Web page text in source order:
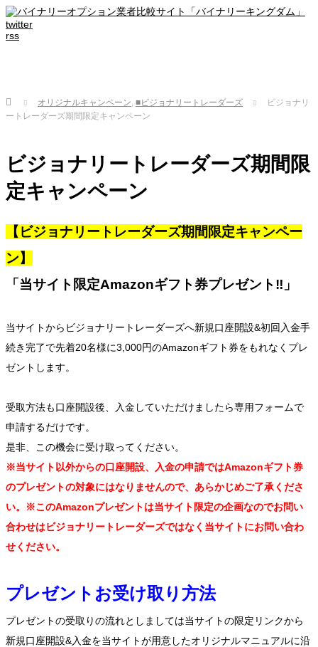
twitter
rss
Home オリジナルキャンペーン, ■ビジョナリートレーダーズ
ビジョナリ
ートレーダーズ期間限定キャンペーン
ビジョナリートレーダーズ期間限
定キャンペーン
【ビジョナリートレーダーズ期間限定キャンペー
ン】
「当サイト限定Amazonギフト券プレゼント‼」
当サイトからビジョナリートレーダーズへ新規口座開設&初回入金手
続き完了で先着20名様に3,000円のAmazonギフト券をもれなくプレ
ゼントします。
受取方法も口座開設後、入金していただけましたら専用フォームで
申請するだけです。
是非、この機会に受け取ってください。
※当サイト以外からの口座開設、入金の申請ではAmazonギフト券
のプレゼントの対象にはなりませんので、あらかじめご了承くださ
い。※このAmazonプレゼントは当サイト限定の企画なのでお問い
合わせはビジョナリートレーダーズではなく当サイトにお問い合わ
せください。
プレゼントお受け取り方法
プレゼントの受取りの流れとしましては当サイトの限定リンクから
新規口座開設&入金を当サイトが用意したオリジナルマニュアルに沿